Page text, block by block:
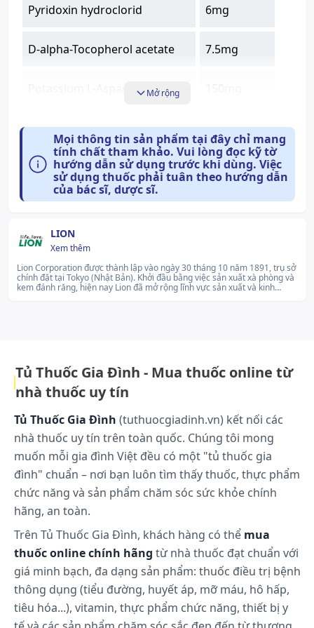
Pyridoxin hydroclorid 6mg
D-alpha-Tocopherol acetate 7.5mg
Potassium L-Aspartate
Công dụng:
Chỉ định
Thuốc EYEMIRU được chỉ định dùng trong các
trường hợp sau:
Ðiều trị căng mắt, xung huyết kết mạc, phòng
hoặc mồ hôi vào mắt hoặc tương tự), các bệnh viêm
bước sóng khác (mù tuyết), viêm mi mắt (sự viêm
nhiễm tại mi mắt), khó chịu khi đeo kính áp tròng
Eyemiru 40 EX cải thiện tình trạng mắt mệt mỏi do
các công việc hằng ngày (làm việc lâu bên máy vi
tính, đọc sách báo và xem ti vi).
Eyemiru 40 EX giúp làm dịu và tỉnh táo tình trạng
mắt mỏi và ngứa.
Eyemiru 40 EX giúp cải thiện tình trạng mắt mệt mỏi
và sung huyết bằng cách bổ sung dinh dưỡng, giúp
đôi mắt khỏe đẹp.
Eyemiru 40 EX cải thiện tình trạng suy giảm của
chức năng điều chỉnh tầm nhìn của mắt.
Dược động học
Chưa có thông tin.
Cách dùng và liều dùng:
Cách dùng
Mở rộng
Mọi thông tin sản phẩm tại đây chỉ mang
tính chất tham khảo. Vui lòng đọc kỹ tờ
hướng dẫn sử dụng trước khi dùng. Việc
sử dụng thuốc phải tuân theo hướng dẫn
của bác sĩ, dược sĩ.
LION
Xem thêm
Lion Corporation được thành lập vào ngày 30 tháng 10 năm 1891, trụ sở
chính đặt tại Tokyo (Nhật Bản). Khởi đầu bằng việc sản xuất xà phòng và
kem đánh răng, hiện nay Lion đã mở rộng lĩnh vực sản xuất và kinh
Tủ Thuốc Gia Đình - Mua thuốc online từ
nhà thuốc uy tín
Tủ Thuốc Gia Đình (tuthuocgiadinh.vn) kết nối các
nhà thuốc uy tín trên toàn quốc. Chúng tôi mong
muốn mỗi gia đình Việt đều có một "tủ thuốc gia
đình" chuẩn – nơi bạn luôn tìm thấy thuốc, thực phẩm
chức năng và sản phẩm chăm sóc sức khỏe chính
hãng, an toàn.
Trên Tủ Thuốc Gia Đình, khách hàng có thể mua
thuốc online chính hãng từ nhà thuốc đạt chuẩn với
giá minh bạch, đa dạng sản phẩm: thuốc điều trị bệnh
thông dụng (tiểu đường, huyết áp, mỡ máu, hô hấp,
tiêu hóa...), vitamin, thực phẩm chức năng, thiết bị y